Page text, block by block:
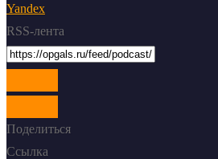
Yandex
RSS-лента
Поделиться
Ссылка